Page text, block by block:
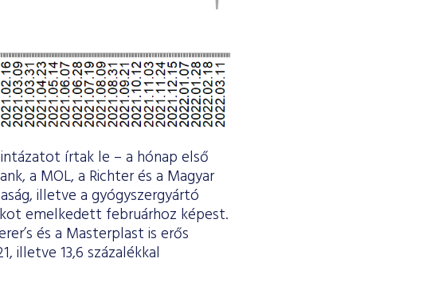
írtak le – a hónap első
a MOL, a Richter és a Magyar
illetve a gyógyszergyártó
emelkedett februárhoz képest.
és a Masterplast is erős
illetve 13,6 százalékkal